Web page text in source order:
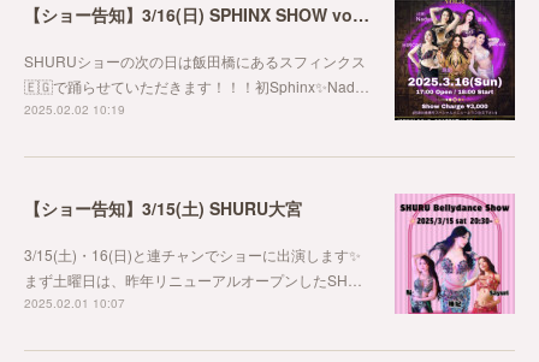
【ショー告知】3/16(日) SPHINX SHOW vol.4
SHURUショーの次の日は飯田橋にあるスフィンクス
🇪🇬で踊らせていただきます！！！初Sphinx✨Nad…
2025.02.02 10:19
【ショー告知】3/15(土) SHURU大宮
3/15(土)・16(日)と連チャンでショーに出演します✨
まず土曜日は、昨年リニューアルオープンしたSH…
2025.02.01 10:07